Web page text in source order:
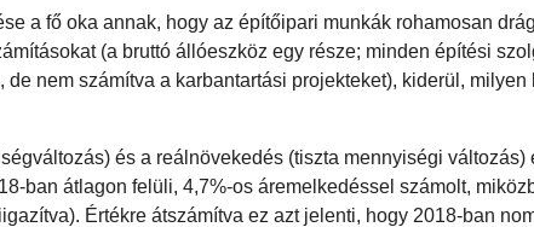
a fő oka annak, hogy az építőipari munkák rohamosan
(a bruttó állóeszköz egy része; minden építési
de nem számítva a karbantartási projekteket), kiderül,
és a reálnövekedés (tiszta mennyiségi változás)
ban átlagon felüli, 4,7%-os áremelkedéssel számolt,
Értékre átszámítva ez azt jelenti, hogy 2018-ban